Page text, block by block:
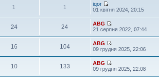
1 1
iqor
01 квітня 2024, 20:15
24 24
ABG
21 серпня 2022, 07:44
16 104
ABG
09 грудня 2025, 22:06
10 133
ABG
09 грудня 2025, 22:08